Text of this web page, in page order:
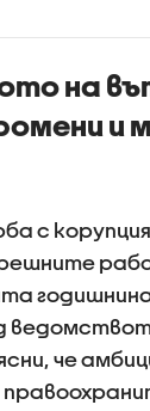
камиони
на
и
с
че